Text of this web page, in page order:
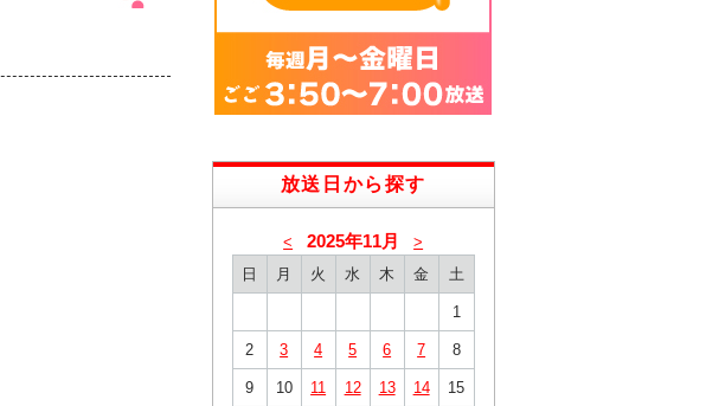
放送日から探す
< 2025年11月
>
日
月 火 水 木 金 土
1
2 3 4 5 6 7 8
9 10 11 12 13 14 15